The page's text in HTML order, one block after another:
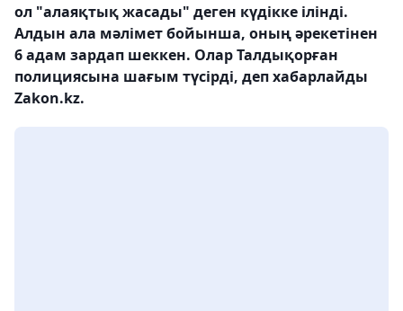
ол "алаяқтық жасады" деген күдікке ілінді.
Алдын ала мәлімет бойынша, оның әрекетінен
6 адам зардап шеккен. Олар Талдықорған
полициясына шағым түсірді, деп хабарлайды
Zakon.kz.